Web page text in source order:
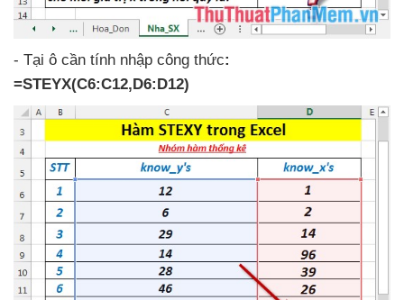
- Tại ô cần tính nhập công thức:
=STEYX(C6:C12,D6:D12)